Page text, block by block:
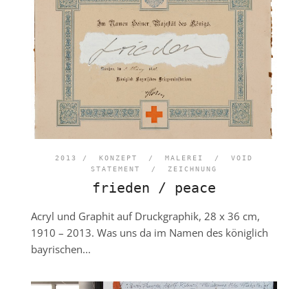
2013 / KONZEPT / MALEREI / VOID
STATEMENT
/ ZEICHNUNG
frieden / peace
Acryl und Graphit auf Druckgraphik, 28 x 36 cm,
1910 – 2013. Was uns da im Namen des königlich
bayrischen...